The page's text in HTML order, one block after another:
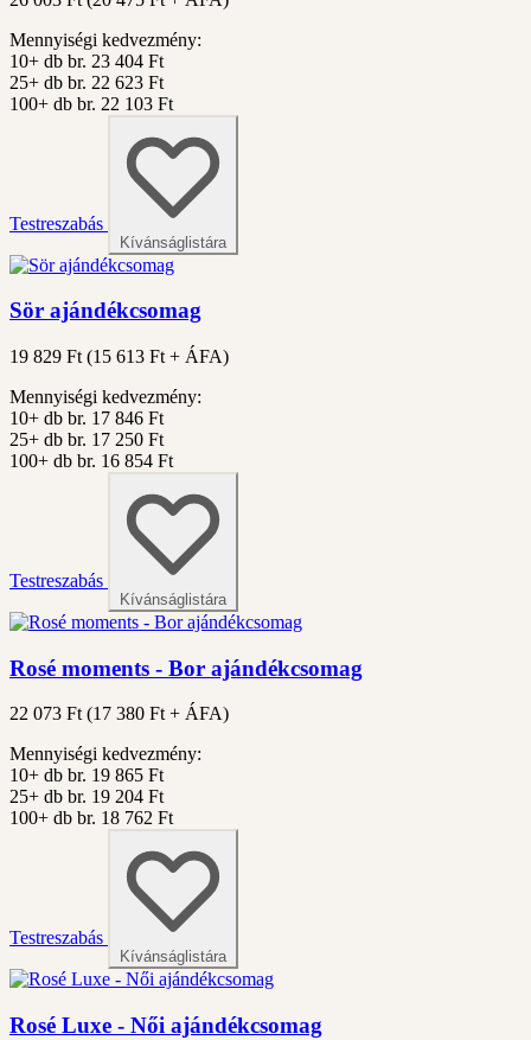
Mennyiségi kedvezmény:
10+ db br. 23 404 Ft
25+ db br. 22 623 Ft
100+ db br. 22 103 Ft
Testreszabás
Kívánságlistára
Sör ajándékcsomag
19 829 Ft (15 613 Ft + ÁFA)
Mennyiségi kedvezmény:
10+ db br. 17 846 Ft
25+ db br. 17 250 Ft
100+ db br. 16 854 Ft
Testreszabás
Kívánságlistára
Rosé moments - Bor ajándékcsomag
22 073 Ft (17 380 Ft + ÁFA)
Mennyiségi kedvezmény:
10+ db br. 19 865 Ft
25+ db br. 19 204 Ft
100+ db br. 18 762 Ft
Testreszabás
Kívánságlistára
Rosé Luxe - Női ajándékcsomag